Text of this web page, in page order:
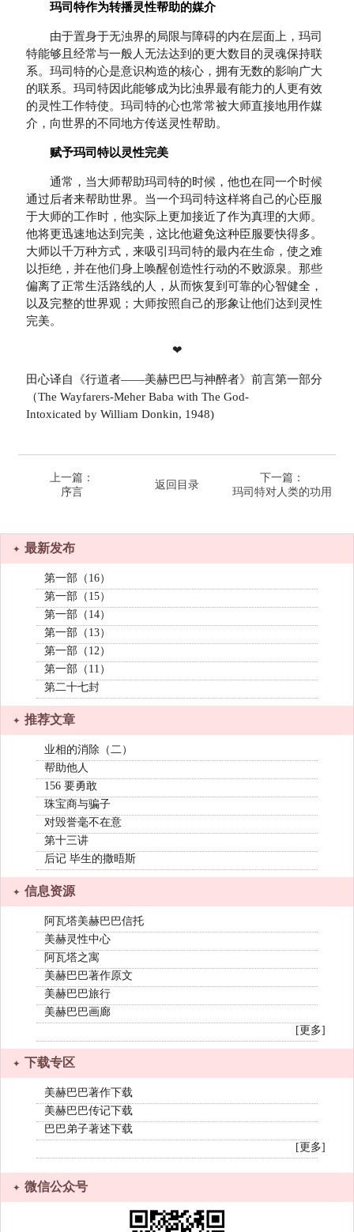
玛司特作为转播灵性帮助的媒介
由于置身于无浊界的局限与障碍的内在层面上，玛司
特能够且经常与一般人无法达到的更大数目的灵魂保持联
系。玛司特的心是意识构造的核心，拥有无数的影响广大
的联系。玛司特因此能够成为比浊界最有能力的人更有效
的灵性工作特使。玛司特的心也常常被大师直接地用作媒
介，向世界的不同地方传送灵性帮助。
赋予玛司特以灵性完美
通常，当大师帮助玛司特的时候，他也在同一个时候
通过后者来帮助世界。当一个玛司特这样将自己的心臣服
于大师的工作时，他实际上更加接近了作为真理的大师。
他将更迅速地达到完美，这比他避免这种臣服要快得多。
大师以千万种方式，来吸引玛司特的最内在生命，使之难
以拒绝，并在他们身上唤醒创造性行动的不败源泉。那些
偏离了正常生活路线的人，从而恢复到可靠的心智健全，
以及完整的世界观；大师按照自己的形象让他们达到灵性
完美。
❤
田心译自《行道者——美赫巴巴与神醉者》前言第一部分
（The Wayfarers-Meher Baba with The God-
Intoxicated by William Donkin, 1948)
上一篇：
序言
返回目录
下一篇：
玛司特对人类的功用
最新发布
第一部（16）
第一部（15）
第一部（14）
第一部（13）
第一部（12）
第一部（11）
第二十七封
推荐文章
业相的消除（二）
帮助他人
156 要勇敢
珠宝商与骗子
对毁誉毫不在意
第十三讲
后记 毕生的撒晤斯
信息资源
阿瓦塔美赫巴巴信托
美赫灵性中心
阿瓦塔之寓
美赫巴巴著作原文
美赫巴巴旅行
美赫巴巴画廊
[更多]
下载专区
美赫巴巴著作下载
美赫巴巴传记下载
巴巴弟子著述下载
[更多]
微信公众号